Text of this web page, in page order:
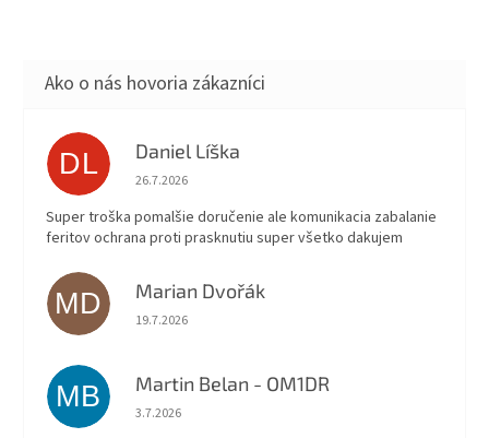
DL Daniel Líška
Hodnotenie obchodu je 5 z 5 hviezdičiek.
26.7.2026
Super troška pomalšie doručenie ale komunikacia zabalanie
feritov ochrana proti prasknutiu super všetko dakujem
MD Marian Dvořák
Hodnotenie obchodu je 5 z 5 hviezdičiek.
19.7.2026
MB Martin Belan - OM1DR
Hodnotenie obchodu je 5 z 5 hviezdičiek.
3.7.2026